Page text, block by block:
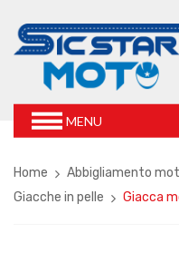
MENU
Home Abbigliamento
Giacche in pelle
Giacca